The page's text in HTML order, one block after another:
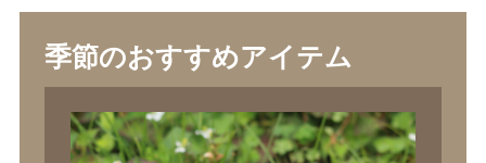
季節のおすすめアイテム